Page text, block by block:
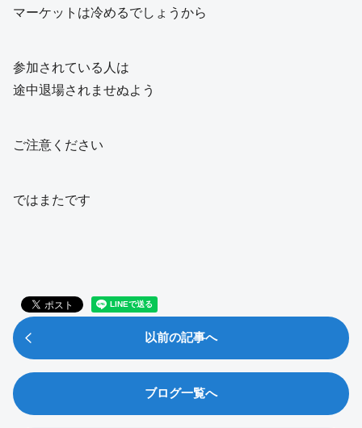
マーケットは冷めるでしょうから
参加されている人は
途中退場されませぬよう
ご注意ください
ではまたです
以前の記事へ
ブログ一覧へ